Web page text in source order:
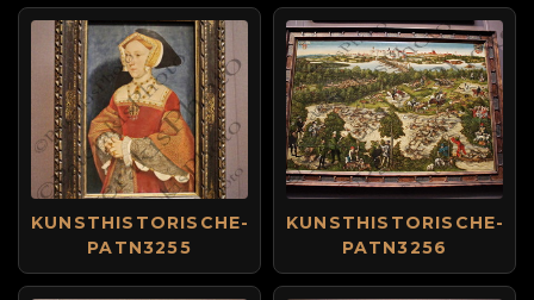
KUNSTHISTORISCHE-
PATN3255
KUNSTHISTORISCHE-
PATN3256